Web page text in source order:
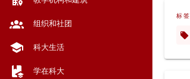
组织和社团
科大生活
学在科大
标签